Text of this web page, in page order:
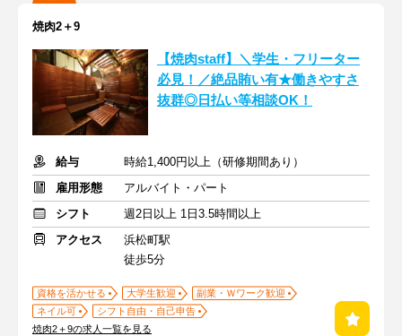
焼肉2＋9
【焼肉staff】＼学生・フリーター
必見！／絶品賄い有★働きやすさ
抜群◎日払い等相談OK！
給与
時給1,400円以上（研修期間あり）
雇用形態
アルバイト・パート
シフト
週2日以上 1日3.5時間以上
アクセス
浜松町駅
徒歩5分
資格を活かせる 大学生歓迎
副業・Ｗワーク歓迎
ネイル可
シフト自由・自己申告
焼肉2＋9の求人一覧を見る